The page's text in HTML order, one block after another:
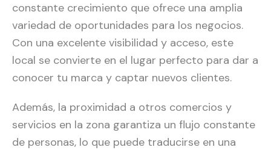
constante crecimiento que ofrece una amplia
variedad de oportunidades para los negocios.
Con una excelente visibilidad y acceso, este
local se convierte en el lugar perfecto para dar a
conocer tu marca y captar nuevos clientes.
Además, la proximidad a otros comercios y
servicios en la zona garantiza un flujo constante
de personas, lo que puede traducirse en una